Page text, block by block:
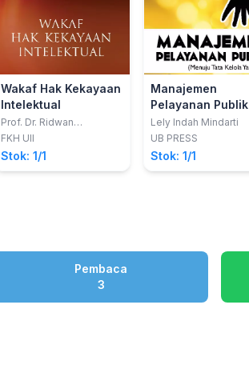
Wakaf Hak Kekayaan
Intelektual
Prof. Dr. Ridwan
Khairandy, S.H., M.Hum.;
Budi Agus Riswandi, S.H.,
M.Hum.; dkk
FKH UII
Stok: 1/1
Manajemen
Pelayanan Publik
Lely Indah Mindarti
UB PRESS
Stok: 1/1
Pembaca
3